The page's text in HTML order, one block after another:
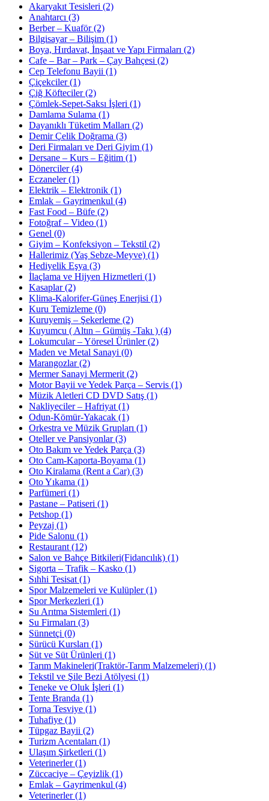
Akaryakıt Tesisleri (2)
Anahtarcı (3)
Berber – Kuaför(2)
Bilgisayar – Bilişim (1)
Boya, Hırdavat, İnşaat ve Yapı Firmaları (2)
Cafe – Bar – Park – Çay Bahçesi (2)
Cep Telefonu Bayii (1)
Çiçekciler(1)
Çiğ Köfteciler(2)
Çömlek-Sepet-Saksı İşleri (1)
Damlama Sulama (1)
Dayanıklı Tüketim Malları (2)
Demir Çelik Doğrama (3)
Deri Firmaları ve Deri Giyim (1)
Dersane – Kurs – Eğitim (1)
Dönerciler(4)
Eczaneler(1)
Elektrik – Elektronik (1)
Emlak – Gayrimenkul (4)
Fast Food – Büfe (2)
Fotoğraf – Video (1)
Genel (0)
Giyim – Konfeksiyon – Tekstil (2)
Hallerimiz (Yaş Sebze-Meyve) (1)
Hediyelik Eşya (3)
İlaçlama ve Hijyen Hizmetleri (1)
Kasaplar(2)
Klima-Kalorifer-Güneş Enerjisi (1)
Kuru Temizleme (0)
Kuruyemiş – Şekerleme (2)
Kuyumcu ( Altın – Gümüş -Takı ) (4)
Lokumcular – Yöresel Ürünler(2)
Maden ve Metal Sanayi (0)
Marangozlar(2)
Mermer Sanayi Mermerit (2)
Motor Bayii ve Yedek Parça – Servis (1)
Müzik Aletleri CD DVD Satış (1)
Nakliyeciler – Hafriyat (1)
Odun-Kömür-Yakacak (1)
Orkestra ve Müzik Grupları (1)
Oteller ve Pansiyonlar(3)
Oto Bakım ve Yedek Parça (3)
Oto Cam-Kaporta-Boyama (1)
Oto Kiralama (Rent a Car) (3)
Oto Yıkama (1)
Parfümeri (1)
Pastane – Patiseri (1)
Petshop (1)
Peyzaj (1)
Pide Salonu (1)
Restaurant (12)
Salon ve Bahçe Bitkileri(Fidancılık) (1)
Sigorta – Trafik – Kasko (1)
Sıhhi Tesisat (1)
Spor Malzemeleri ve Kulüpler(1)
Spor Merkezleri (1)
Su Arıtma Sistemleri (1)
Su Firmaları (3)
Sünnetçi (0)
Sürücü Kursları (1)
Süt ve Süt Ürünleri (1)
Tarım Makineleri(Traktör-Tarım Malzemeleri) (1)
Tekstil ve Şile Bezi Atölyesi (1)
Teneke ve Oluk İşleri (1)
Tente Branda (1)
Torna Tesviye (1)
Tuhafiye (1)
Tüpgaz Bayii (2)
Turizm Acentaları (1)
Ulaşım Şirketleri (1)
Veterinerler(1)
Züccaciye – Çeyizlik (1)
Emlak – Gayrimenkul (4)
Veterinerler(1)